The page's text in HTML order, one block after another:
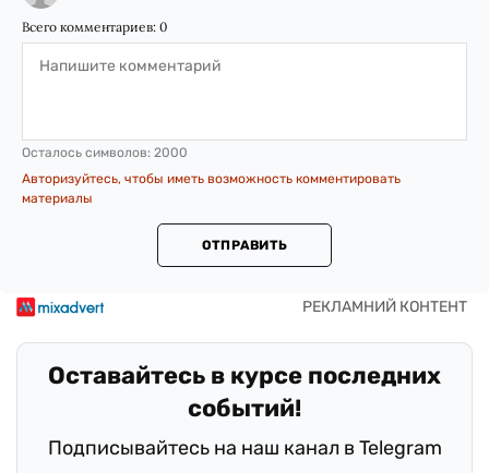
Всего комментариев: 0
Осталось символов: 2000
Авторизуйтесь, чтобы иметь возможность комментировать
материалы
ОТПРАВИТЬ
Оставайтесь в курсе последних
событий!
Подписывайтесь на наш канал в Telegram